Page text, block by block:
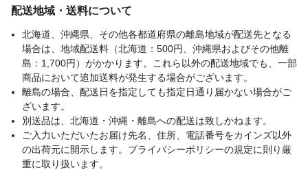
配送地域・送料について
北海道、沖縄県、その他各都道府県の離島地域が配送先となる
場合は、地域配送料（北海道：500円、沖縄県およびその他離
島：1,700円）がかかります。これら以外の配送地域でも、一部
商品において追加送料が発生する場合がございます。
離島の場合、配送日を指定しても指定日通り届かない場合がご
ざいます。
別送品は、北海道・沖縄・離島への配送は致しかねます。
ご入力いただいたお届け先名、住所、電話番号をカインズ以外
の出荷元に開示します。プライバシーポリシーの規定に則り厳
重に取り扱います。